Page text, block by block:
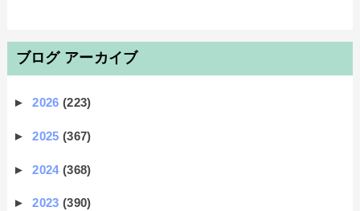
ブログ アーカイブ
►2026(223)
►2025(367)
►2024(368)
►2023(390)